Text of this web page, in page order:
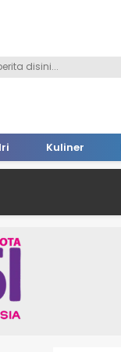
Kuliner